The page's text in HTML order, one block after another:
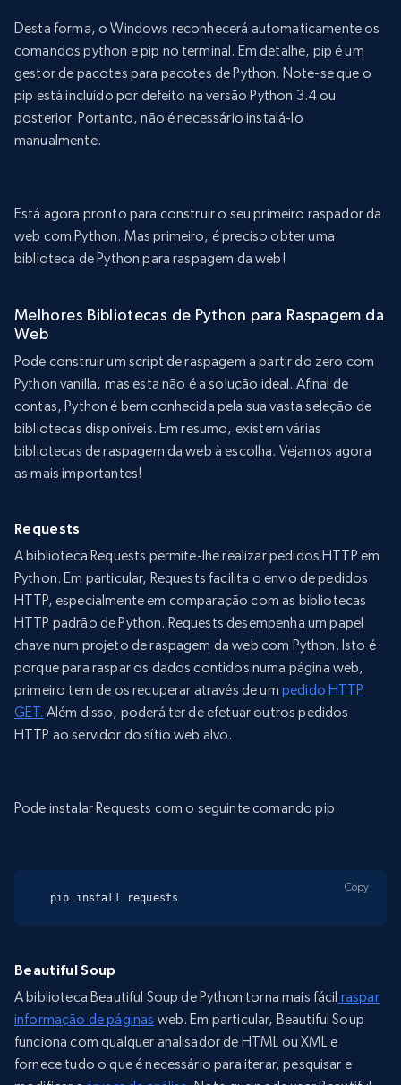
Desta forma, o Windows reconhecerá automaticamente os
comandos python e pip no terminal. Em detalhe, pip é um
gestor de pacotes para pacotes de Python. Note-se que o
pip está incluído por defeito na versão Python 3.4 ou
posterior. Portanto, não é necessário instalá-lo
manualmente.
Está agora pronto para construir o seu primeiro raspador da
web com Python. Mas primeiro, é preciso obter uma
biblioteca de Python para raspagem da web!
Melhores Bibliotecas de Python para Raspagem da
Web
Pode construir um script de raspagem a partir do zero com
Python vanilla, mas esta não é a solução ideal. Afinal de
contas, Python é bem conhecida pela sua vasta seleção de
bibliotecas disponíveis. Em resumo, existem várias
bibliotecas de raspagem da web à escolha. Vejamos agora
as mais importantes!
Requests
A biblioteca Requests permite-lhe realizar pedidos HTTP em
Python. Em particular, Requests facilita o envio de pedidos
HTTP, especialmente em comparação com as bibliotecas
HTTP padrão de Python. Requests desempenha um papel
chave num projeto de raspagem da web com Python. Isto é
porque para raspar os dados contidos numa página web,
primeiro tem de os recuperar através de um pedido HTTP
GET. Além disso, poderá ter de efetuar outros pedidos
HTTP ao servidor do sítio web alvo.
Pode instalar Requests com o seguinte comando pip:
pip install requests
Copy
Beautiful Soup
A biblioteca Beautiful Soup de Python torna mais fácil raspar
informação de páginas web. Em particular, Beautiful Soup
funciona com qualquer analisador de HTML ou XML e
fornece tudo o que é necessário para iterar, pesquisar e